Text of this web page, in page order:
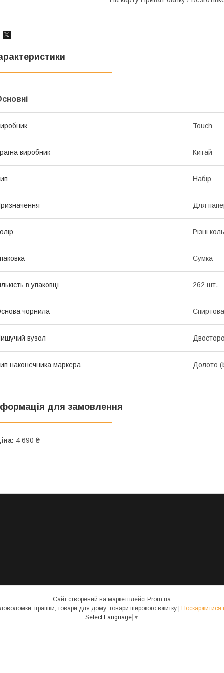
Touch
виробник Китай
Набір
Для
Різні
Сумка
в упаковці 262 шт.
чорнила Спиртова
вузол
наконечника маркера Долото
для замовлення
4 690 ₴
Сайт створений на маркетплейсі Prom.ua
Магазин Смарт Гейм - настільні ігри, головоломки, іграшки, товари для дому, товари широкого вжитку | Поскаржитися
Select Language ▼